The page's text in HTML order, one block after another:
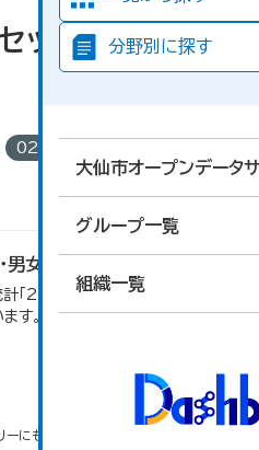
分野別に探す
大仙市オープンデータ
グループ一覧
組織一覧
ットが見つか
02_人口・世帯
男女別人口
「2-1 年齢（各歳）別・男女別
す。
にもアクセス可能です